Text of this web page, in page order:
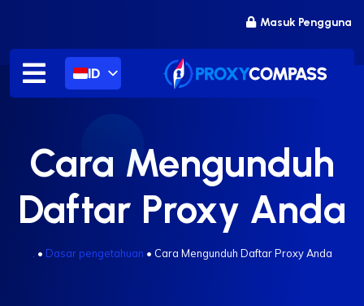
konten
Masuk Pengguna
ID
Cara Mengunduh
Daftar Proxy Anda
• Dasar pengetahuan • Cara Mengunduh Daftar Proxy Anda